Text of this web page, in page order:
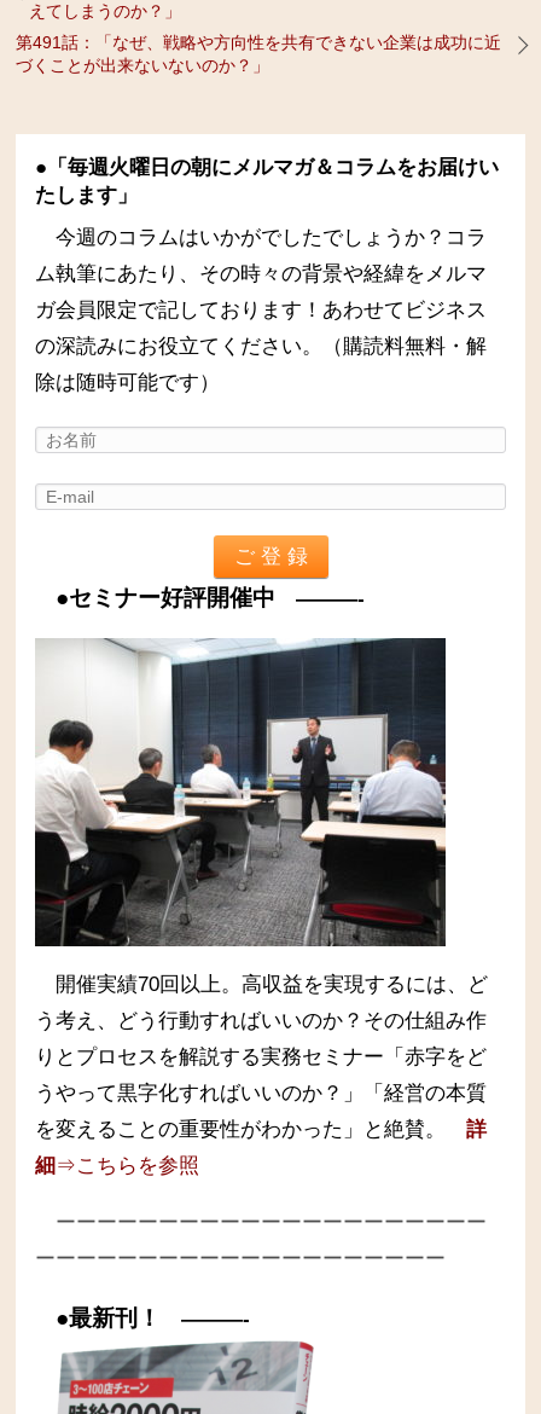
えてしまうのか？」
第491話：「なぜ、戦略や方向性を共有できない企業は成功に近
づくことが出来ないないのか？」
●「毎週火曜日の朝にメルマガ＆コラムをお届けい
たします」
今週のコラムはいかがでしたでしょうか？コラ
ム執筆にあたり、その時々の背景や経緯をメルマ
ガ会員限定で記しております！あわせてビジネス
の深読みにお役立てください。（購読料無料・解
除は随時可能です）
●セミナー好評開催中 ———-
開催実績70回以上。高収益を実現するには、ど
う考え、どう行動すればいいのか？その仕組み作
りとプロセスを解説する実務セミナー 「赤字をど
うやって黒字化すればいいのか？」「経営の本質
を変えることの重要性がわかった」と絶賛。
詳
細⇒こちらを参照
ーーーーーーーーーーーーーーーーーーーーー
ーーーーーーーーーーーーーーーーーーーー
●最新刊！ ———-